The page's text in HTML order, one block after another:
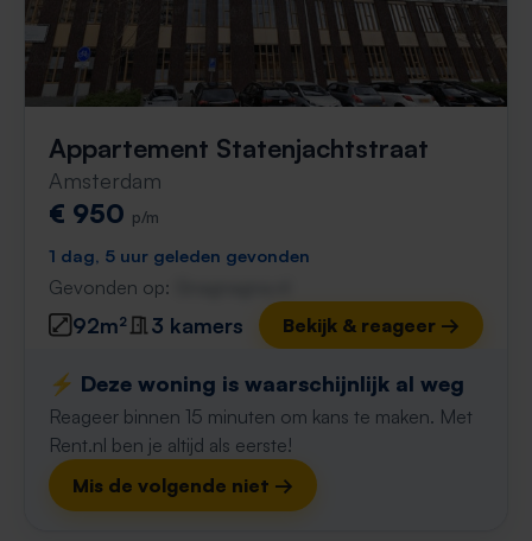
Appartement Statenjachtstraat
Amsterdam
€ 950 p/m
1 dag, 5 uur geleden gevonden
Gevonden op:
92m² 3 kamers Bekijk & reageer →
⚡️ Deze woning is waarschijnlijk al weg
Reageer binnen 15 minuten om kans te maken. Met
Rent.nl ben je altijd als eerste!
Mis de volgende niet →